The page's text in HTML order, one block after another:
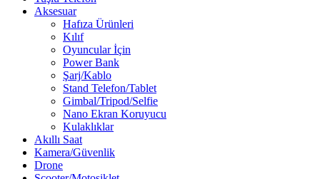
Aksesuar
Hafıza Ürünleri
Kılıf
Oyuncular İçin
Power Bank
Şarj/Kablo
Stand Telefon/Tablet
Gimbal/Tripod/Selfie
Nano Ekran Koruyucu
Kulaklıklar
Akıllı Saat
Kamera/Güvenlik
Drone